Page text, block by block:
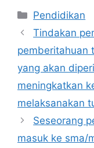
Kategori
Pendidikan
Tindakan
pemberitahuan
yang akan
meningkatkan
melaksanakan
Seseorang
masuk ke sma/